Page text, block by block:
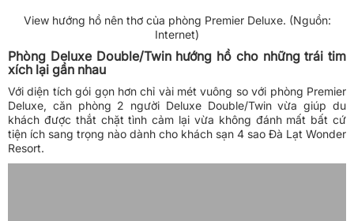
View hướng hồ nên thơ của phòng Premier Deluxe. (Nguồn:
Internet)
Phòng Deluxe Double/Twin hướng hồ cho những trái tim
xích lại gần nhau
Với diện tích gói gọn hơn chỉ vài mét vuông so với phòng Premier
Deluxe, căn phòng 2 người Deluxe Double/Twin vừa giúp du
khách được thắt chặt tình cảm lại vừa không đánh mất bất cứ
tiện ích sang trọng nào dành cho khách sạn 4 sao Đà Lạt Wonder
Resort.